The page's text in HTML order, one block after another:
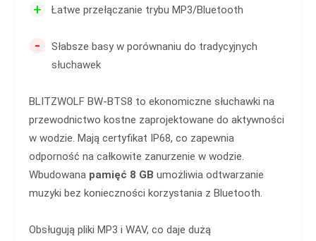
+ Łatwe przełączanie trybu MP3/Bluetooth
-
Słabsze basy w porównaniu do tradycyjnych
słuchawek
BLITZWOLF BW-BTS8 to ekonomiczne słuchawki na
przewodnictwo kostne zaprojektowane do aktywności
w wodzie. Mają certyfikat IP68, co zapewnia
odporność na całkowite zanurzenie w wodzie.
Wbudowana pamięć 8 GB umożliwia odtwarzanie
muzyki bez konieczności korzystania z Bluetooth.
Obsługują pliki MP3 i WAV, co daje dużą